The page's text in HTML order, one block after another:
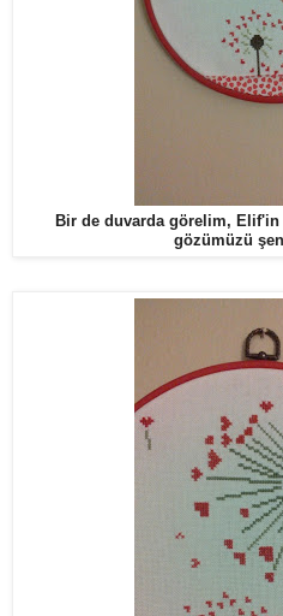
Bir de duvarda görelim, Elif'in
gözümüzü